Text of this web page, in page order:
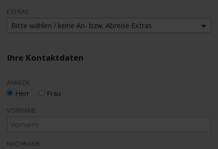
EXTRAS
Bitte wählen / keine An- bzw. Abreise Extras
Ihre Kontaktdaten
ANREDE
Herr Frau
VORNAME
NACHNAME